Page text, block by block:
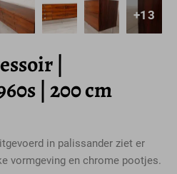
+13
|
| 200 cm
in palissander ziet er
vormgeving en chrome pootjes.